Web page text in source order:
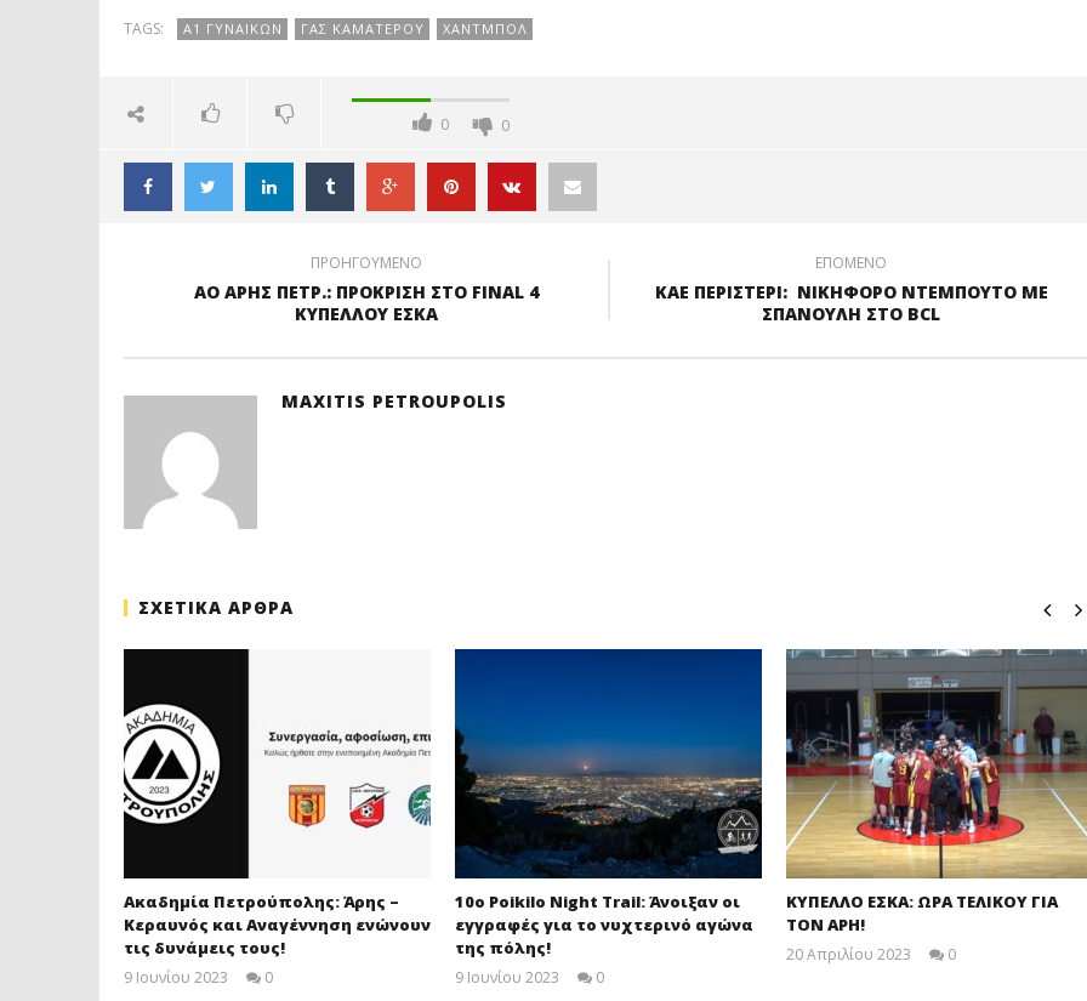
TAGS: Α1 ΓΥΝΑΙΚΩΝ ΓΑΣ ΚΑΜΑΤΕΡΟΥ ΧΑΝΤΜΠΟΛ
0 0
ΠΡΟΗΓΟΥΜΕΝΟ
ΑΟ ΑΡΗΣ ΠΕΤΡ.: ΠΡΟΚΡΙΣΗ ΣΤΟ FINAL 4
ΚΥΠΕΛΛΟΥ ΕΣΚΑ
ΕΠΟΜΕΝΟ
ΚΑΕ ΠΕΡΙΣΤΕΡΙ: ΝΙΚΗΦΟΡΟ ΝΤΕΜΠΟΥΤΟ ΜΕ
ΣΠΑΝΟΥΛΗ ΣΤΟ BCL
MAXITIS PETROUPOLIS
ΣΧΕΤΙΚΑ ΑΡΘΡΑ
Ακαδημία Πετρούπολης: Άρης –
Κεραυνός και Αναγέννηση ενώνουν
τις δυνάμεις τους!
9 Ιουνίου 2023
0
10ο Poikilo Night Trail: Άνοιξαν οι
εγγραφές για το νυχτερινό αγώνα
της πόλης!
9 Ιουνίου 2023
0
ΚΥΠΕΛΛΟ ΕΣΚΑ: ΩΡΑ ΤΕΛΙΚΟΥ ΓΙΑ
ΤΟΝ ΑΡΗ!
20 Απριλίου 2023
0